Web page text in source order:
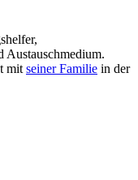
Austauschmedium.
mit seiner Familie in der